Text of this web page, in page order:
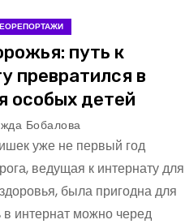
путь к
превратился в
особых детей
Бобалова
уже не первый год
ведущая к интернату для
была пригодна для
интернат можно черед